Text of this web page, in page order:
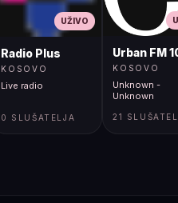
UŽIVO
Radio Plus
KOSOVO
Live radio
0 SLUŠATELJA
Urban FM
KOSOVO
Unknown -
Unknown
21